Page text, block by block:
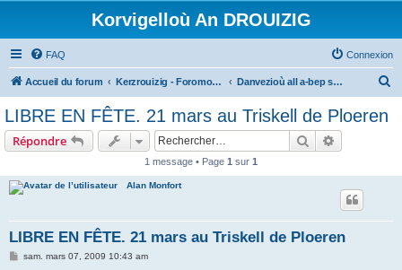
Korvigelloù An DROUIZIG
FAQ Connexion
Accueil du forum Kerzrouizig - Foromoù An Drouizig Danvezioù all a-bep seurt
LIBRE EN FÊTE. 21 mars au Triskell de Ploeren
Répondre Rechercher
1 message • Page 1 sur 1
Alan Monfort
LIBRE EN FÊTE. 21 mars au Triskell de Ploeren
Msam. mars 07, 2009 10:43 am